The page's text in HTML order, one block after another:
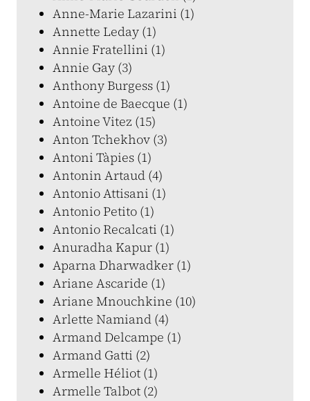
Anne-Marie Lazarini (1)
Annette Leday (1)
Annie Fratellini (1)
Annie Gay (3)
Anthony Burgess (1)
Antoine de Baecque (1)
Antoine Vitez (15)
Anton Tchekhov (3)
Antoni Tàpies (1)
Antonin Artaud (4)
Antonio Attisani (1)
Antonio Petito (1)
Antonio Recalcati (1)
Anuradha Kapur (1)
Aparna Dharwadker (1)
Ariane Ascaride (1)
Ariane Mnouchkine (10)
Arlette Namiand (4)
Armand Delcampe (1)
Armand Gatti (2)
Armelle Héliot (1)
Armelle Talbot (2)